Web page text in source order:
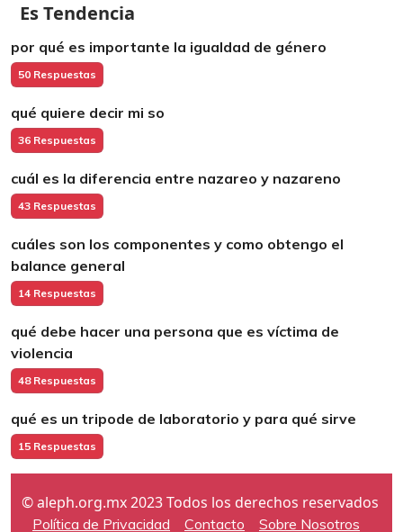
Es Tendencia
por qué es importante la igualdad de género
50 Respuestas
qué quiere decir mi so
36 Respuestas
cuál es la diferencia entre nazareo y nazareno
43 Respuestas
cuáles son los componentes y como obtengo el
balance general
14 Respuestas
qué debe hacer una persona que es víctima de
violencia
48 Respuestas
qué es un tripode de laboratorio y para qué sirve
15 Respuestas
© aleph.org.mx 2023 Todos los derechos reservados
Política de Privacidad Contacto Sobre Nosotros